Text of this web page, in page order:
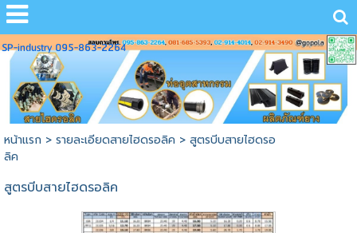
SP-industry 095-863-2264
หน้าแรก> รายละเอียดสายไฮดรอลิค> สูตรบีบสายไฮดรอ
ลิค
สูตรบีบสายไฮดรอลิค